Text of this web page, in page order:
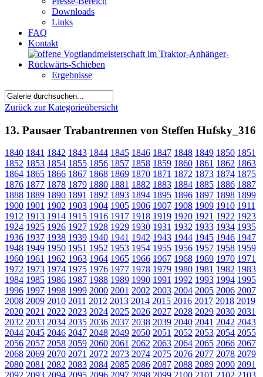
Downloads
Links
FAQ
Kontakt
Ergebnisse
Zurück zur Kategorieübersicht
13. Pausaer Trabantrennen von Steffen Hufsky_316
1840 1841 1842 1843 1844 1845 1846 1847 1848 1849 1850 1851
1852 1853 1854 1855 1856 1857 1858 1859 1860 1861 1862 1863
1864 1865 1866 1867 1868 1869 1870 1871 1872 1873 1874 1875
1876 1877 1878 1879 1880 1881 1882 1883 1884 1885 1886 1887
1888 1889 1890 1891 1892 1893 1894 1895 1896 1897 1898 1899
1900 1901 1902 1903 1904 1905 1906 1907 1908 1909 1910 1911
1912 1913 1914 1915 1916 1917 1918 1919 1920 1921 1922 1923
1924 1925 1926 1927 1928 1929 1930 1931 1932 1933 1934 1935
1936 1937 1938 1939 1940 1941 1942 1943 1944 1945 1946 1947
1948 1949 1950 1951 1952 1953 1954 1955 1956 1957 1958 1959
1960 1961 1962 1963 1964 1965 1966 1967 1968 1969 1970 1971
1972 1973 1974 1975 1976 1977 1978 1979 1980 1981 1982 1983
1984 1985 1986 1987 1988 1989 1990 1991 1992 1993 1994 1995
1996 1997 1998 1999 2000 2001 2002 2003 2004 2005 2006 2007
2008 2009 2010 2011 2012 2013 2014 2015 2016 2017 2018 2019
2020 2021 2022 2023 2024 2025 2026 2027 2028 2029 2030 2031
2032 2033 2034 2035 2036 2037 2038 2039 2040 2041 2042 2043
2044 2045 2046 2047 2048 2049 2050 2051 2052 2053 2054 2055
2056 2057 2058 2059 2060 2061 2062 2063 2064 2065 2066 2067
2068 2069 2070 2071 2072 2073 2074 2075 2076 2077 2078 2079
2080 2081 2082 2083 2084 2085 2086 2087 2088 2089 2090 2091